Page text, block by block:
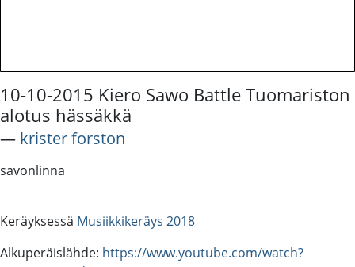
10-10-2015 Kiero Sawo Battle Tuomariston
alotus hässäkkä
― krister forston
savonlinna
Keräyksessä Musiikkikeräys 2018
Alkuperäislähde: https://www.youtube.com/watch?